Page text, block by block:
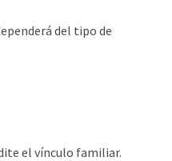
del tipo de
el vínculo familiar.